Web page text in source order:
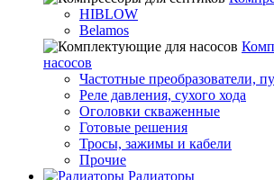
HIBLOW
Belamos
насосов
Частотные преобразователи,
Реле давления, сухого хода
Оголовки скваженные
Готовые решения
Тросы, зажимы и кабели
Прочие
Радиаторы